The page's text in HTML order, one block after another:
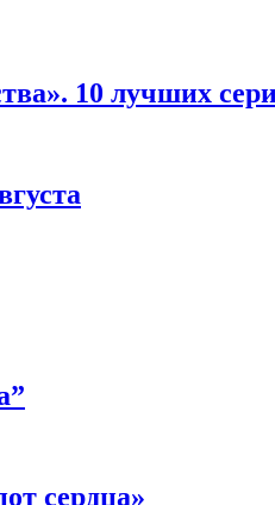
10 лучших
сердца»